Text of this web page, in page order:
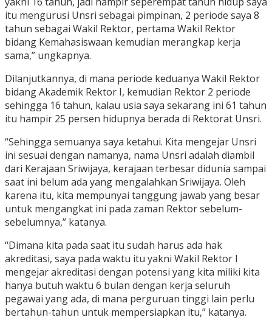
itu mengurusi Unsri sebagai pimpinan, 2 periode saya 8
tahun sebagai Wakil Rektor, pertama Wakil Rektor
bidang Kemahasiswaan kemudian merangkap kerja
sama,” ungkapnya.
Dilanjutkannya, di mana periode keduanya Wakil Rektor
bidang Akademik Rektor I, kemudian Rektor 2 periode
sehingga 16 tahun, kalau usia saya sekarang ini 61 tahun
itu hampir 25 persen hidupnya berada di Rektorat Unsri.
“Sehingga semuanya saya ketahui. Kita mengejar Unsri
ini sesuai dengan namanya, nama Unsri adalah diambil
dari Kerajaan Sriwijaya, kerajaan terbesar didunia sampai
saat ini belum ada yang mengalahkan Sriwijaya. Oleh
karena itu, kita mempunyai tanggung jawab yang besar
untuk mengangkat ini pada zaman Rektor sebelum-
sebelumnya,” katanya.
“Dimana kita pada saat itu sudah harus ada hak
akreditasi, saya pada waktu itu yakni Wakil Rektor I
mengejar akreditasi dengan potensi yang kita miliki kita
hanya butuh waktu 6 bulan dengan kerja seluruh
pegawai yang ada, di mana perguruan tinggi lain perlu
bertahun-tahun untuk mempersiapkan itu,” katanya.